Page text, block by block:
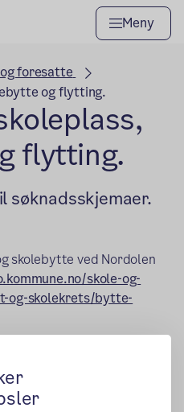
Meny
foresatte
og flytting.
flytting.
søknadsskjemaer.
skolebytte ved Nordolen
skole-og-
og-skolekrets/bytte-